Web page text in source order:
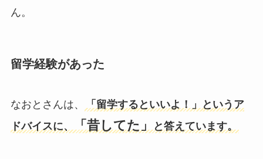
ん。
留学経験があった
なおとさんは、
「留学するといいよ！」というア
ドバイスに、
「昔してた」 と答えています。